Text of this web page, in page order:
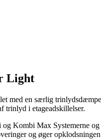
Light
med en særlig
trinlyd i etageadskillelser.
Kombi Max Systemerne
og øger